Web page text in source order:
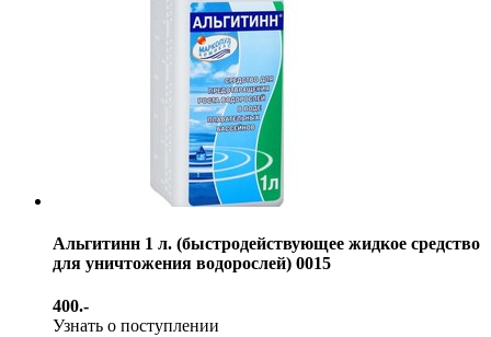
Альгитинн 1 л. (быстродействующее жидкое средство
для уничтожения водорослей) 0015
400.-
Узнать о поступлении